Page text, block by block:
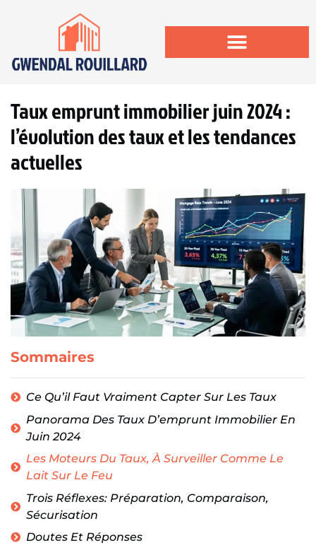
Taux emprunt immobilier juin 2024 :
l’évolution des taux et les tendances
actuelles
Sommaires
Ce Qu’il Faut Vraiment Capter Sur Les Taux
Panorama Des Taux D’emprunt Immobilier En
Juin 2024
Les Moteurs Du Taux, À Surveiller Comme Le
Lait Sur Le Feu
Trois Réflexes: Préparation, Comparaison,
Sécurisation
Doutes Et Réponses